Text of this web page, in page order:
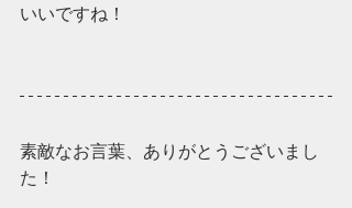
いいですね！
素敵なお言葉、ありがとうございまし
た！